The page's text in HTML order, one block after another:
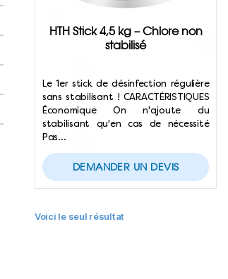
HTH Stick 4,5 kg – Chlore non
stabilisé
Le 1er stick de désinfection régulière
sans stabilisant ! CARACTÉRISTIQUES
Économique On n'ajoute du
stabilisant qu'en cas de nécessité
Pas…
DEMANDER UN DEVIS
Voici le seul résultat